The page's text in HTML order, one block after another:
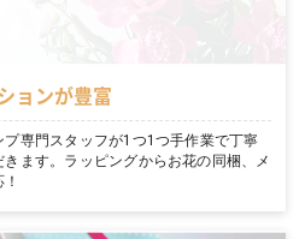
ョンが豊富
専門スタッフが1つ1つ手作業で丁寧
ます。ラッピングからお花の同梱、メ